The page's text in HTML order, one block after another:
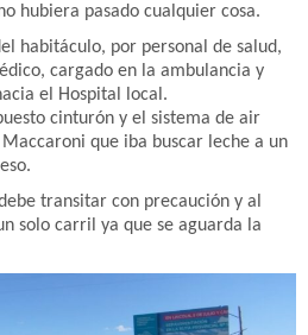
hubiera pasado cualquier cosa.
habitáculo, por personal de salud,
cargado en la ambulancia y
el Hospital local.
cinturón y el sistema de air
que iba buscar leche a un
transitar con precaución y al
solo carril ya que se aguarda la